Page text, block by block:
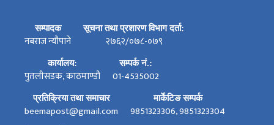
सम्पादक
नबराज न्यौपाने
सूचना तथा प्रशारण विभाग दर्ता:
२७६२/०७८-०७९
कार्यालय:
पुतलीसडक, काठमाण्डौ
सम्पर्क नं.:
01-4535002
प्रतिक्रिया तथा समाचार
beemapost@gmail.com
मार्केटिङ सम्पर्क
9851323306, 9851323304